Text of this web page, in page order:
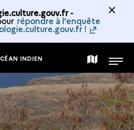
-
répondre à l'enquête
!
INDIEN CARTE
DE
LA
MENU